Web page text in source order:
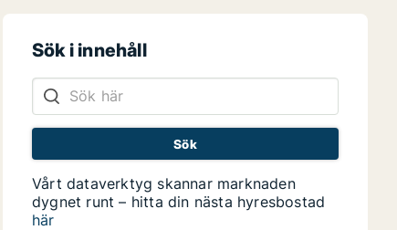
Sök i innehåll
Vårt dataverktyg skannar marknaden
dygnet runt – hitta din nästa hyresbostad
här